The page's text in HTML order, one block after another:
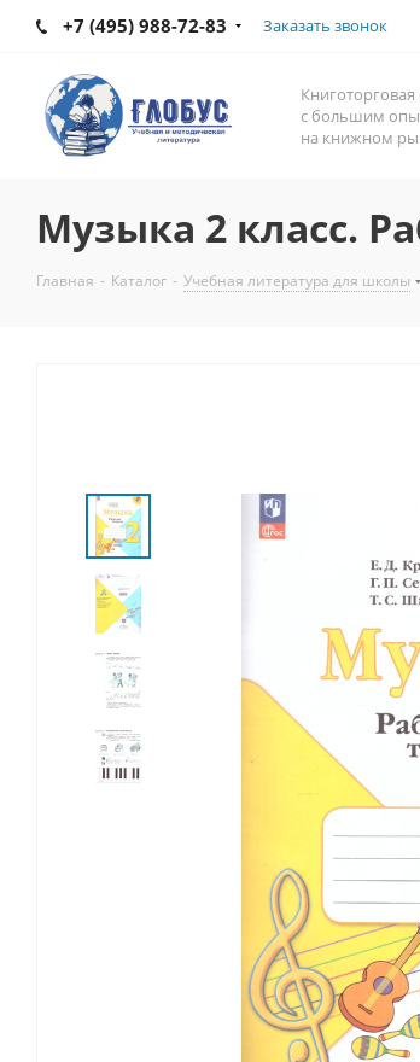
+7 (495) 988-72-83 Заказать звонок
с большим
на книжном
Музыка 2 класс.
Главная - Каталог - Учебная литература для школы